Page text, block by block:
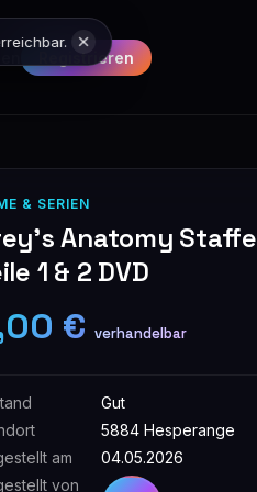
Registrieren
& SERIEN
Anatomy
1 & 2 DVD
€ verhandelbar
Gut
5884 Hesperange
am
04.05.2026
von